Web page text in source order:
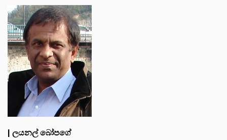
| ලයනල් බෝපගේ